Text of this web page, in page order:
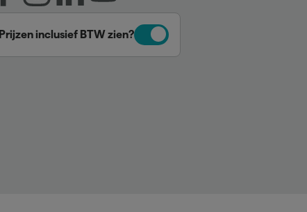
Prijzen inclusief BTW zien?